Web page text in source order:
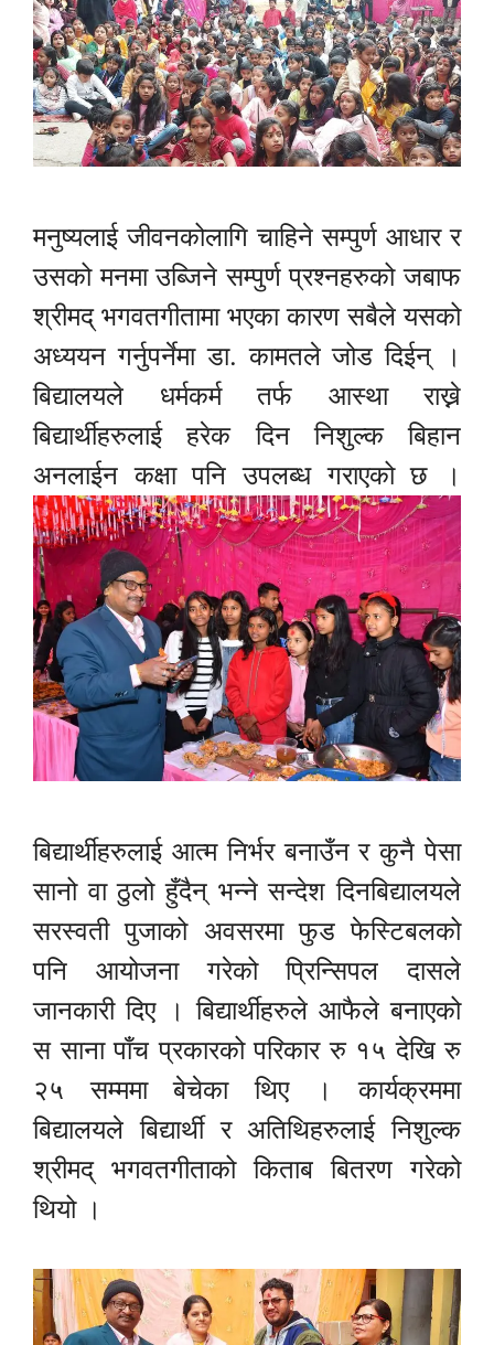
मनुष्यलाई जीवनकोलागि चाहिने सम्पुर्ण आधार र
उसको मनमा उब्जिने सम्पुर्ण प्रश्नहरुको जबाफ
श्रीमद् भगवतगीतामा भएका कारण सबैले यसको
अध्ययन गर्नुपर्नेमा डा. कामतले जोड दिईन् ।
बिद्यालयले धर्मकर्म तर्फ आस्था राख्ने
बिद्यार्थीहरुलाई हरेक दिन निशुल्क बिहान
अनलाईन कक्षा पनि उपलब्ध गराएको छ ।
बिद्यार्थीहरुलाई आत्म निर्भर बनाउँन र कुनै पेसा
सानो वा ठुलो हुँदैन् भन्ने सन्देश दिनबिद्यालयले
सरस्वती पुजाको अवसरमा फुड फेस्टिबलको
पनि आयोजना गरेको प्रिन्सिपल दासले
जानकारी दिए । बिद्यार्थीहरुले आफैले बनाएको
स साना पाँच प्रकारको परिकार रु १५ देखि रु
२५ सम्ममा बेचेका थिए । कार्यक्रममा
बिद्यालयले बिद्यार्थी र अतिथिहरुलाई निशुल्क
श्रीमद् भगवतगीताको किताब बितरण गरेको
थियो ।